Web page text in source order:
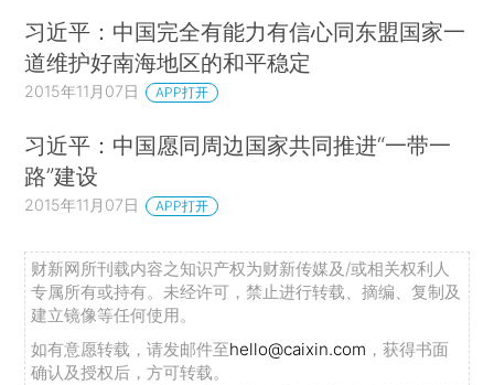
习近平：中国完全有能力有信心同东盟国家一
道维护好南海地区的和平稳定
2015年11月07日 APP打开
习近平：中国愿同周边国家共同推进“一带一
路”建设
2015年11月07日 APP打开
财新网所刊载内容之知识产权为财新传媒及/或相关权利人
专属所有或持有。未经许可，禁止进行转载、摘编、复制及
建立镜像等任何使用。
如有意愿转载，请发邮件至hello@caixin.com ，获得书面
确认及授权后，方可转载。